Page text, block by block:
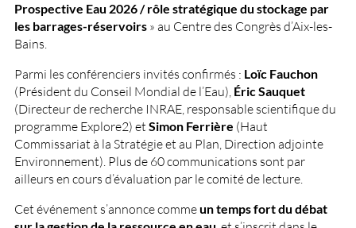
Prospective Eau 2026 / rôle stratégique du stockage par
les barrages-réservoirs » au Centre des Congrès d’Aix-les-
Bains.
Parmi les conférenciers invités confirmés : Loïc Fauchon
(Président du Conseil Mondial de l’Eau), Éric Sauquet
(Directeur de recherche INRAE, responsable scientifique du
programme Explore2) et Simon Ferrière (Haut
Commissariat à la Stratégie et au Plan, Direction adjointe
Environnement). Plus de 60 communications sont par
ailleurs en cours d’évaluation par le comité de lecture.
Cet événement s’annonce commeun temps fort du débat